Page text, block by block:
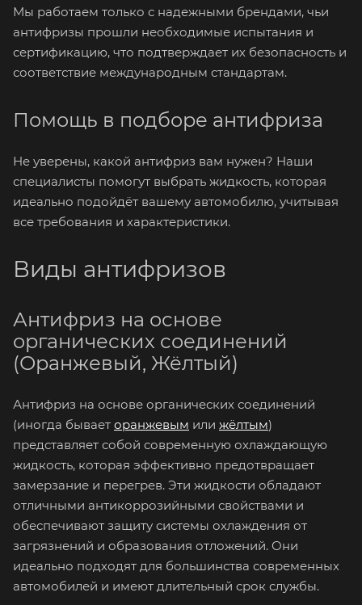
Мы работаем только с надежными брендами, чьи
антифризы прошли необходимые испытания и
сертификацию, что подтверждает их безопасность и
соответствие международным стандартам.
Помощь в подборе антифриза
Не уверены, какой антифриз вам нужен? Наши
специалисты помогут выбрать жидкость, которая
идеально подойдёт вашему автомобилю, учитывая
все требования и характеристики.
Виды антифризов
Антифриз на основе
органических соединений
(Оранжевый, Жёлтый)
Антифриз на основе органических соединений
(иногда бывает оранжевым или жёлтым)
представляет собой современную охлаждающую
жидкость, которая эффективно предотвращает
замерзание и перегрев. Эти жидкости обладают
отличными антикоррозийными свойствами и
обеспечивают защиту системы охлаждения от
загрязнений и образования отложений. Они
идеально подходят для большинства современных
автомобилей и имеют длительный срок службы.